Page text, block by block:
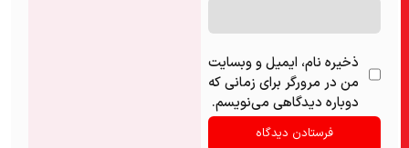
ذخیره نام، ایمیل و وبسایت
من در مرورگر برای زمانی که
دوباره دیدگاهی می‌نویسم.